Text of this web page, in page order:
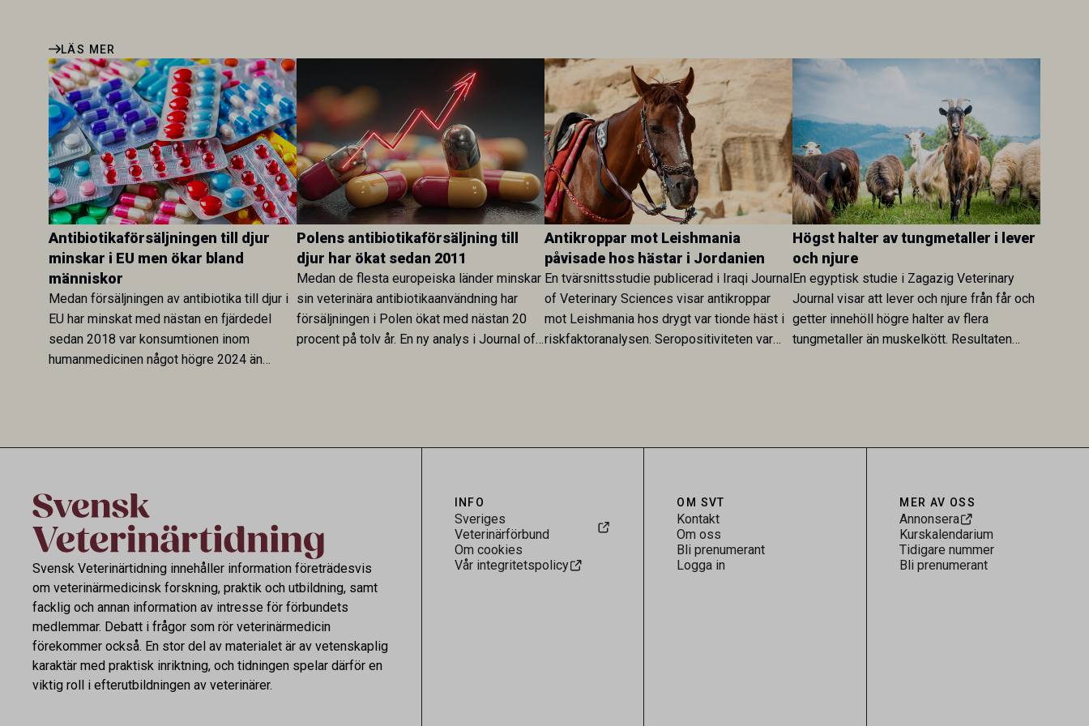
LÄS MER
Antibiotikaförsäljningen till djur
minskar i EU men ökar bland
människor
Medan försäljningen av antibiotika till djur i
EU har minskat med nästan en fjärdedel
sedan 2018 var konsumtionen inom
humanmedicinen något högre 2024 än
Polens antibiotikaförsäljning till
djur har ökat sedan 2011
Medan de flesta europeiska länder minskar
sin veterinära antibiotikaanvändning har
försäljningen i Polen ökat med nästan 20
procent på tolv år. En ny analys i Journal of
Antikroppar mot Leishmania
påvisade hos hästar i Jordanien
En tvärsnittsstudie publicerad i Iraqi Journal
of Veterinary Sciences visar antikroppar
mot Leishmania hos drygt var tionde häst i
riskfaktoranalysen. Seropositiviteten var
Högst halter av tungmetaller i lever
och njure
En egyptisk studie i Zagazig Veterinary
Journal visar att lever och njure från får och
getter innehöll högre halter av flera
tungmetaller än muskelkött. Resultaten
Svensk Veterinärtidning innehåller information företrädesvis
om veterinärmedicinsk forskning, praktik och utbildning, samt
facklig och annan information av intresse för förbundets
medlemmar. Debatt i frågor som rör veterinärmedicin
förekommer också. En stor del av materialet är av vetenskaplig
karaktär med praktisk inriktning, och tidningen spelar därför en
viktig roll i efterutbildningen av veterinärer.
INFO
Sveriges
Veterinärförbund
Om cookies
Vår integritetspolicy
OM SVT
Kontakt
Om oss
Bli prenumerant
Logga in
MER AV OSS
Annonsera
Kurskalendarium
Tidigare nummer
Bli prenumerant